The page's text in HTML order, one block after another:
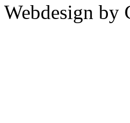
Webdesign